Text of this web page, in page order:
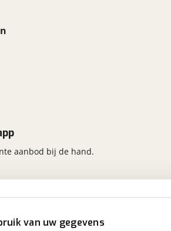
van uw gegevens
15
aanbod bij de hand.